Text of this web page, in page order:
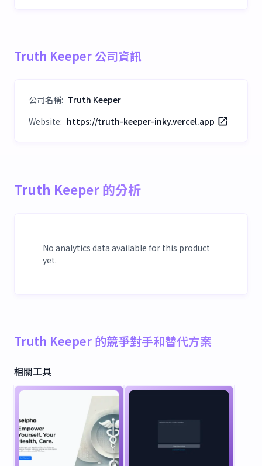
Truth Keeper 公司資訊
公司名稱: Truth Keeper
Website: https://truth-keeper-inky.vercel.app
Truth Keeper 的分析
No analytics data available for this product
yet.
Truth Keeper 的競爭對手和替代方案
相關工具